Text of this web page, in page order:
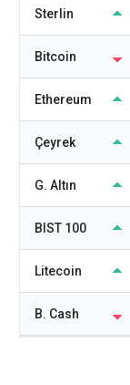
Sterlin
Bitcoin
Ethereum
Çeyrek
G. Altın
BIST 100
Litecoin
B. Cash